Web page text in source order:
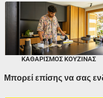
ΚΑΘΑΡΙΣΜΌΣ ΚΟΥΖΊΝΑΣ
Μπορεί επίσης να σας